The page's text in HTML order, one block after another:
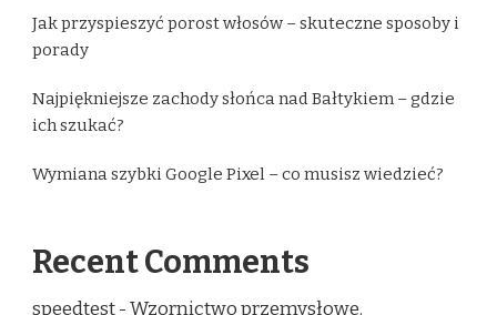
Jak przyspieszyć porost włosów – skuteczne sposoby i
porady
Najpiękniejsze zachody słońca nad Bałtykiem – gdzie
ich szukać?
Wymiana szybki Google Pixel – co musisz wiedzieć?
Recent Comments
speedtest-Wzornictwo przemysłowe.